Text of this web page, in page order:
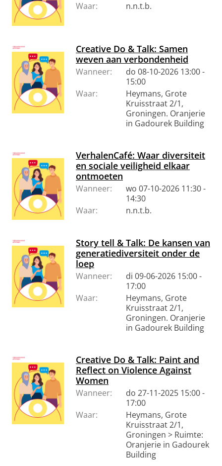
Waar:
n.n.t.b.
Creative Do & Talk: Samen
weven aan verbondenheid
Wanneer:
do 08-10-2026 13:00 -
15:00
Waar:
Heymans, Grote
Kruisstraat 2/1,
Groningen. Oranjerie
in Gadourek Building
VerhalenCafé: Waar diversiteit
en sociale veiligheid elkaar
ontmoeten
Wanneer:
wo 07-10-2026 11:30 -
14:30
Waar:
n.n.t.b.
Story tell & Talk: De kansen van
generatiediversiteit onder de
loep
Wanneer:
di 09-06-2026 15:00 -
17:00
Waar:
Heymans, Grote
Kruisstraat 2/1,
Groningen. Oranjerie
in Gadourek Building
Creative Do & Talk: Paint and
Reflect on Violence Against
Women
Wanneer:
do 27-11-2025 15:00 -
17:00
Waar:
Heymans, Grote
Kruisstraat 2/1,
Groningen > Ruimte:
Oranjerie in Gadourek
Building